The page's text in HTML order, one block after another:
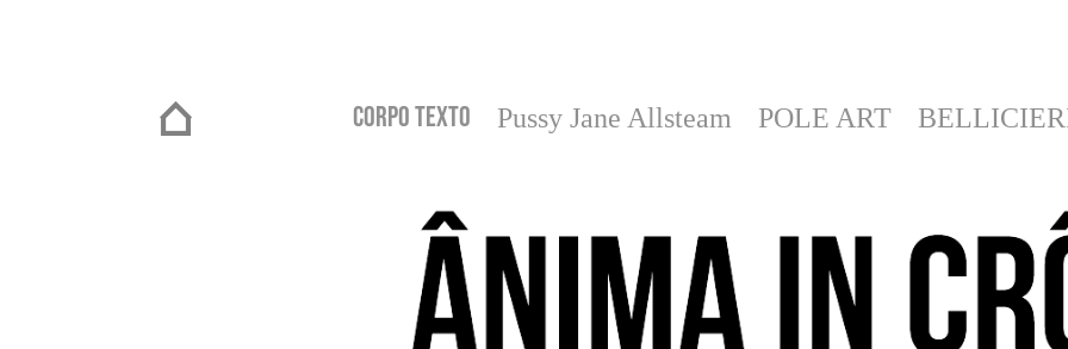
Corpo Texto Pussy Jane Allsteam POLE ART